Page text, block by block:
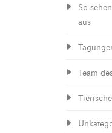
So
aus
Team